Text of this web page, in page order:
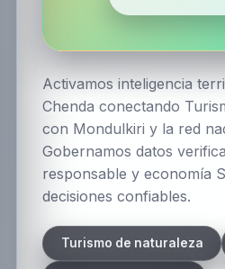
Activamos inteligencia
Chenda conectando
con Mondulkiri y la red
Gobernamos datos
responsable y economía
decisiones confiables.
Turismo de naturaleza